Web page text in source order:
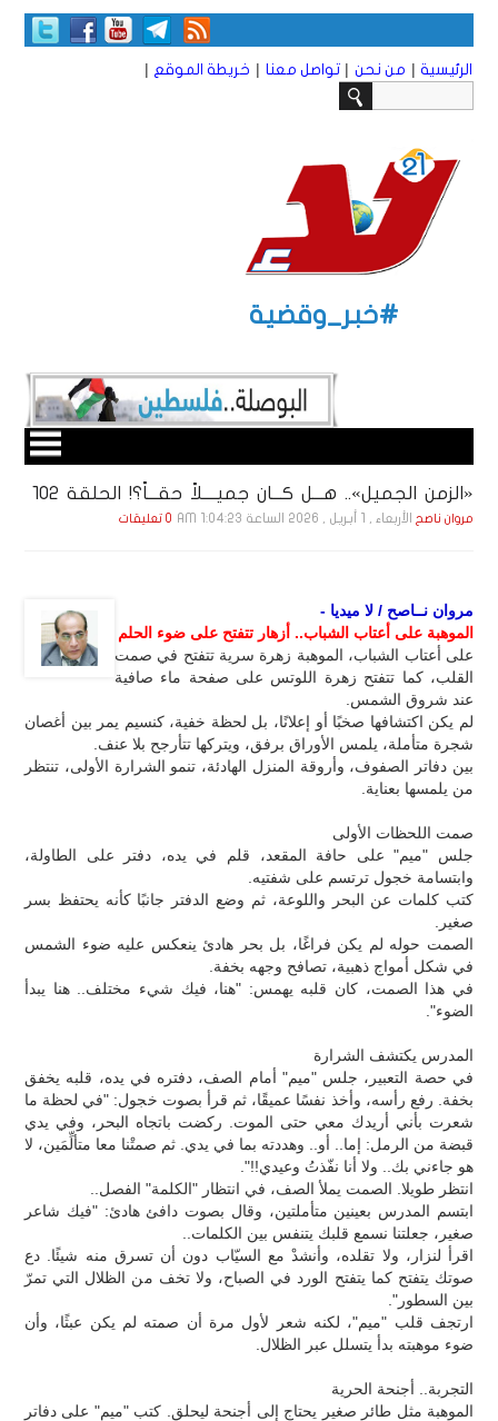
الرئيسية | من نحن | تواصل معنا | خريطة الموقع |
#خبر_وقضية
«الزمن الجميل».. هـــل كـــان جميــــلاً حقـــاً؟! الحلقة ١٠2
مروان ناصح الأربعاء , 1 أبـريـل , 2026 الساعة 1:04:23 AM 0 تعليقات
مروان نــاصح / لا ميديا -
الموهبة على أعتاب الشباب.. أزهار تتفتح على ضوء الحلم
على أعتاب الشباب، الموهبة زهرة سرية تتفتح في صمت
القلب، كما تتفتح زهرة اللوتس على صفحة ماء صافية
عند شروق الشمس.
لم يكن اكتشافها صخبًا أو إعلانًا، بل لحظة خفية، كنسيم يمر بين أغصان
شجرة متأملة، يلمس الأوراق برفق، ويتركها تتأرجح بلا عنف.
بين دفاتر الصفوف، وأروقة المنزل الهادئة، تنمو الشرارة الأولى، تنتظر
من يلمسها بعناية.
صمت اللحظات الأولى
جلس "ميم" على حافة المقعد، قلم في يده، دفتر على الطاولة،
وابتسامة خجول ترتسم على شفتيه.
كتب كلمات عن البحر واللوعة، ثم وضع الدفتر جانبًا كأنه يحتفظ بسر
صغير.
الصمت حوله لم يكن فراغًا، بل بحر هادئ ينعكس عليه ضوء الشمس
في شكل أمواج ذهبية، تصافح وجهه بخفة.
في هذا الصمت، كان قلبه يهمس: "هنا، فيك شيء مختلف.. هنا يبدأ
الضوء".
المدرس يكتشف الشرارة
في حصة التعبير، جلس "ميم" أمام الصف، دفتره في يده، قلبه يخفق
بخفة. رفع رأسه، وأخذ نفسًا عميقًا، ثم قرأ بصوت خجول: "في لحظة ما
شعرت بأني أريدك معي حتى الموت. ركضت باتجاه البحر، وفي يدي
قبضة من الرمل: إما.. أو.. وهددته بما في يدي. ثم صمتْنا معا متألِّمَين، لا
هو جاءني بك.. ولا أنا نفّذتُ وعيدي!!".
انتظر طويلا. الصمت يملأ الصف، في انتظار "الكلمة" الفصل..
ابتسم المدرس بعينين متأملتين، وقال بصوت دافئ هادئ: "فيك شاعر
صغير، جعلتنا نسمع قلبك يتنفس بين الكلمات..
اقرأ لنزار، ولا تقلده، وأنشدْ مع السيّاب دون أن تسرق منه شيئًا. دع
صوتك يتفتح كما يتفتح الورد في الصباح، ولا تخف من الظلال التي تمرّ
بين السطور".
ارتجف قلب "ميم"، لكنه شعر لأول مرة أن صمته لم يكن عبثًا، وأن
ضوء موهبته بدأ يتسلل عبر الظلال.
التجربة.. أجنحة الحرية
الموهبة مثل طائر صغير يحتاج إلى أجنحة ليحلق. كتب "ميم" على دفاتر